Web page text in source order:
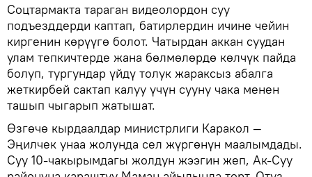
Соцтармакта тараган видеолордон суу
подъезддерди каптап, батирлердин ичине чейин
киргенин көрүүгө болот. Чатырдан аккан суудан
улам тепкичтерде жана бөлмөлөрдө көлчүк пайда
болуп, тургундар үйдү толук жараксыз абалга
жеткирбей сактап калуу үчүн сууну чака менен
ташып чыгарып жатышат.
Өзгөчө кырдаалдар министрлиги Каракол —
Эңилчек унаа жолунда сел жүргөнүн маалымдады.
Суу 10-чакырымдагы жолдун жээгин жеп, Ак-Суу